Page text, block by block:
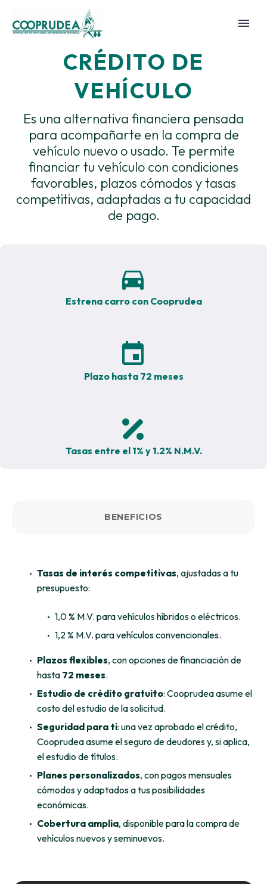
CRÉDITO DE
VEHÍCULO
Es una alternativa financiera pensada
para acompañarte en la compra de
vehículo nuevo o usado. Te permite
financiar tu vehículo con condiciones
favorables, plazos cómodos y tasas
competitivas, adaptadas a tu capacidad
de pago.


Estrena carro con Cooprudea


Plazo hasta 72 meses


Tasas entre el 1% y 1.2% N.M.V.
BENEFICIOS
Tasas de interés competitivas, ajustadas a tu
presupuesto:
1,0 % M.V. para vehículos híbridos o eléctricos.
1,2 % M.V. para vehículos convencionales.
Plazos flexibles, con opciones de financiación de
hasta 72 meses.
Estudio de crédito gratuito: Cooprudea asume el
costo del estudio de la solicitud.
Seguridad para ti: una vez aprobado el crédito,
Cooprudea asume el seguro de deudores y, si aplica,
el estudio de títulos.
Planes personalizados, con pagos mensuales
cómodos y adaptados a tus posibilidades
económicas.
Cobertura amplia, disponible para la compra de
vehículos nuevos y seminuevos.